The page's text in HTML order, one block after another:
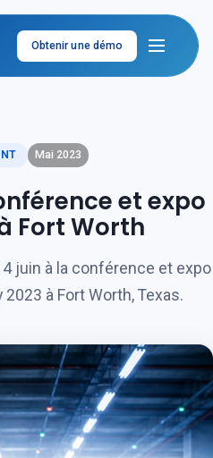
Obtenir une démo
Mai 2023
et expo
Fort Worth
juin à la conférence et expo
à Fort Worth, Texas.